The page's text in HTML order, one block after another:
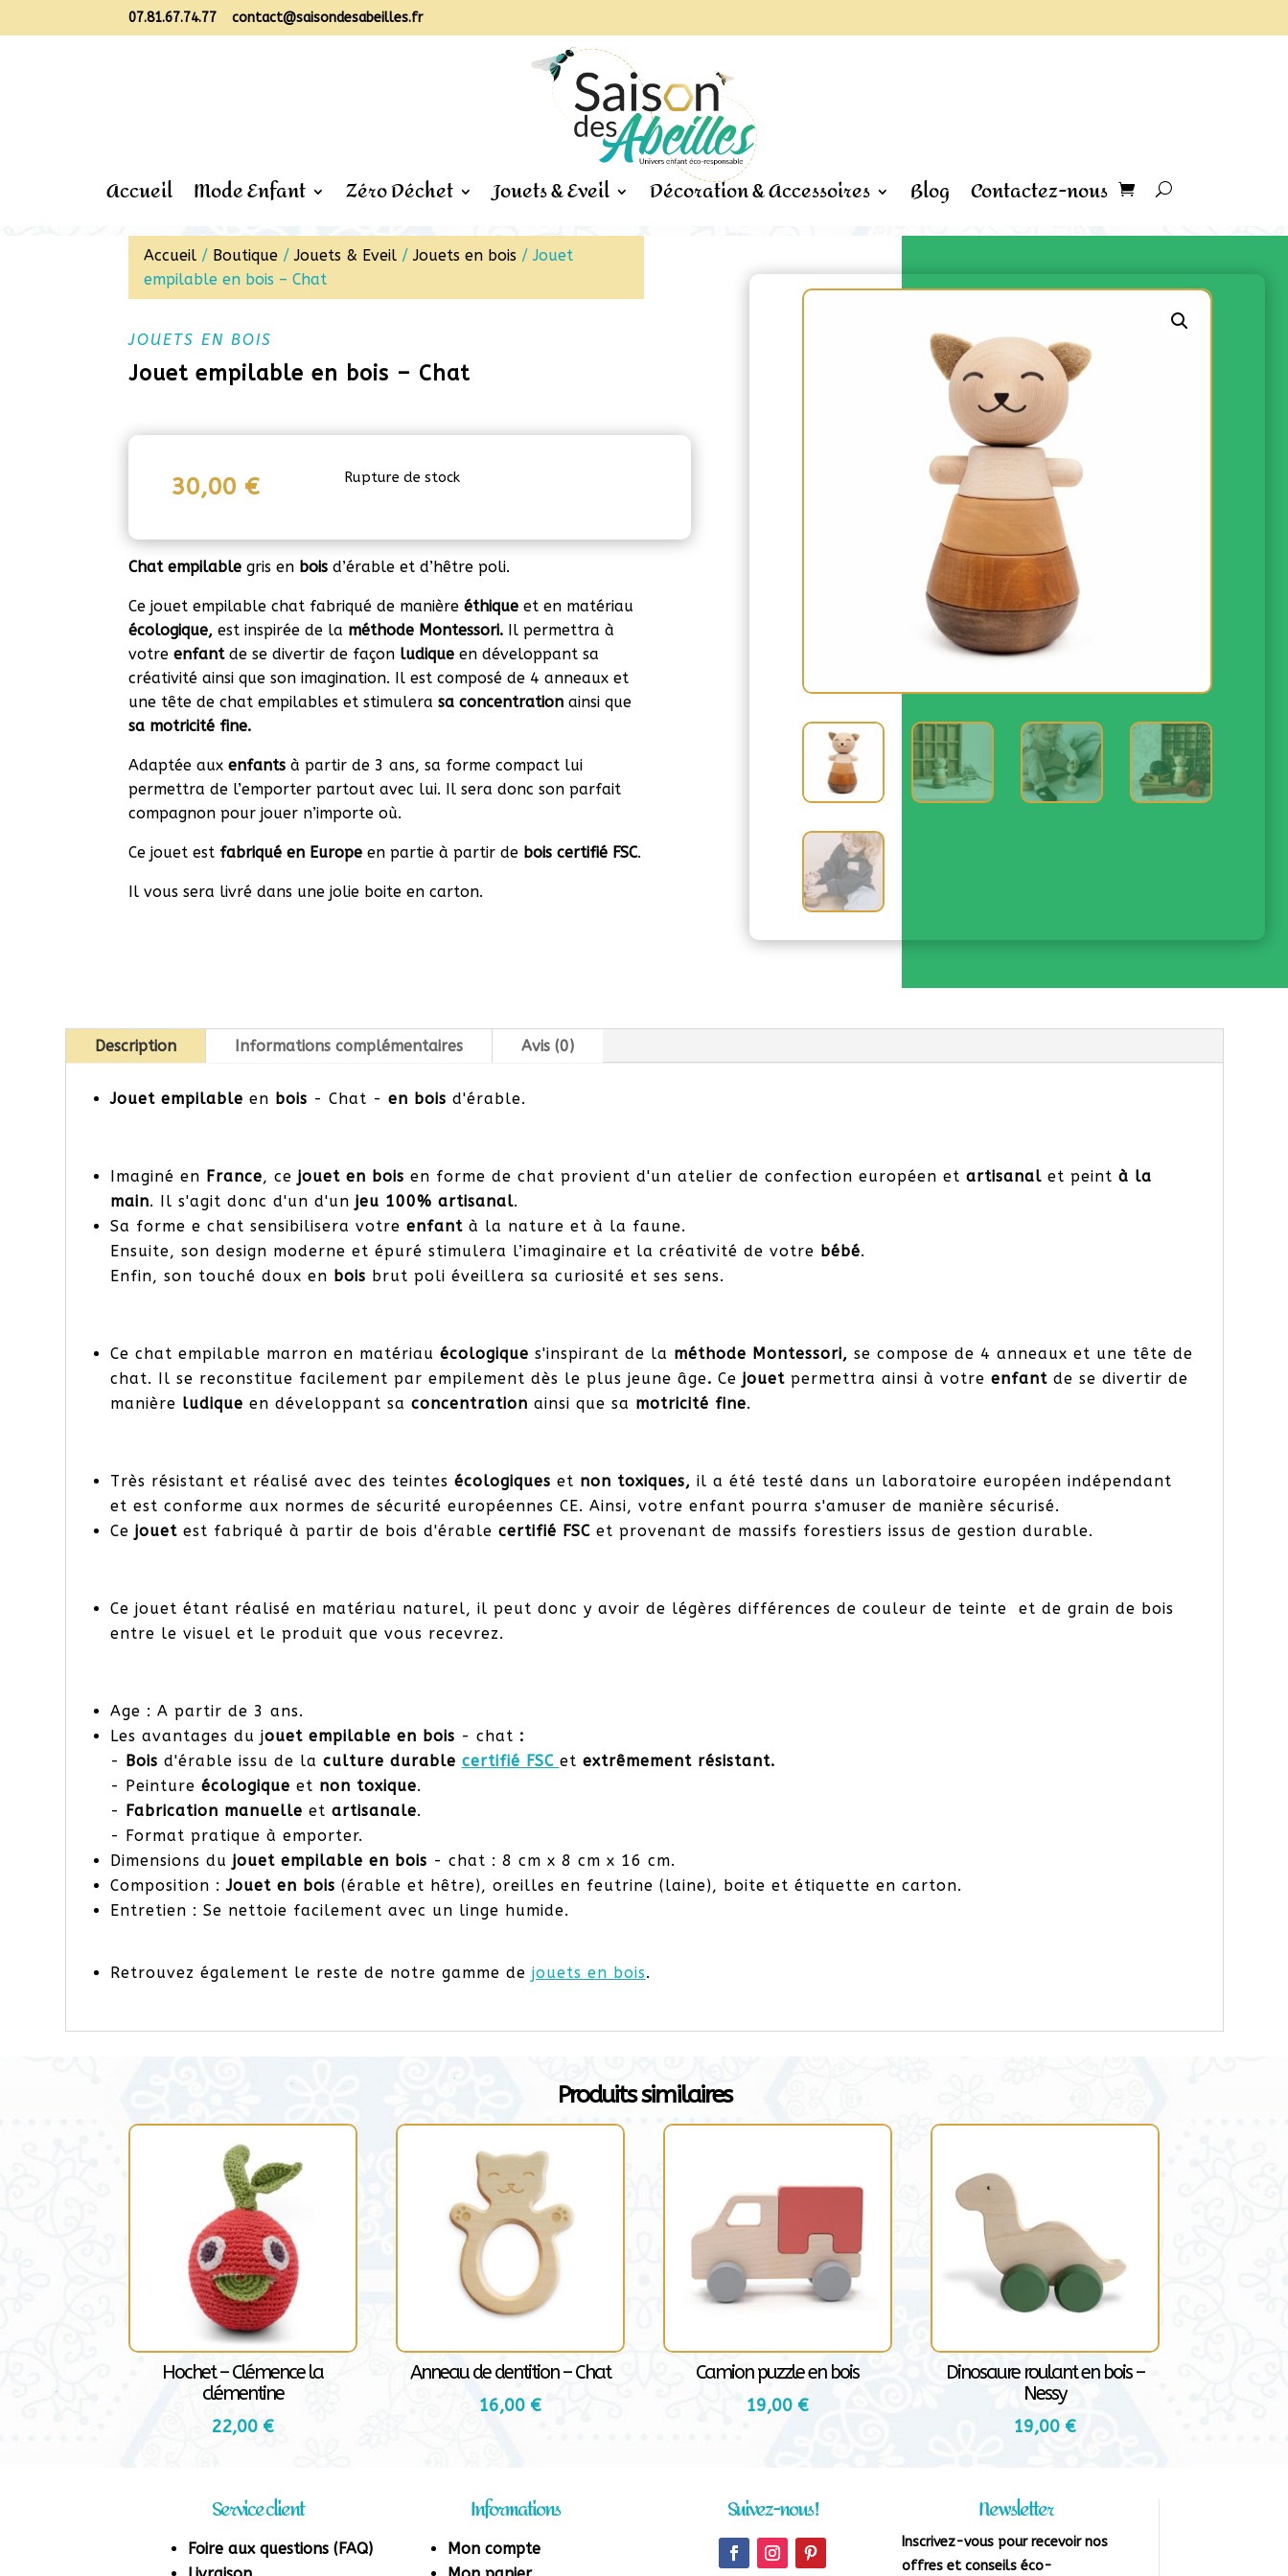
07.81.67.74.77 contact@saisondesabeilles.fr
Accueil Mode Enfant Zéro Déchet Jouets & Eveil Décoration & Accessoires Blog Contactez-nous
Accueil / Boutique /Jouets & Eveil /Jouets en bois / Jouet
empilable en bois – Chat
JOUETS EN BOIS
Jouet empilable en bois – Chat
30,00 € Rupture de stock
Chat empilablegris en bois d’érable et d’hêtre poli.
Ce jouet empilable chat fabriqué de manièreéthique et en matériau
écologique, est inspirée de la méthode Montessori. Il permettra à
votreenfantde se divertir de façon ludique en développant sa
créativité ainsi que son imagination. Il est composé de 4 anneaux et
une tête de chat empilables et stimulerasa concentrationainsi que
sa motricité fine.
Adaptée auxenfants à partir de 3 ans, sa forme compact lui
permettra de l’emporter partout avec lui. Il sera donc son parfait
compagnon pour jouer n’importe où.
Ce jouet est fabriqué en Europe en partie à partir de bois certifié FSC.
Il vous sera livré dans une jolie boite en carton.
Description Informations complémentaires Avis (0)
Jouet empilable en bois - Chat - en bois d'érable.
Imaginé en France, ce jouet en bois en forme de chat provient d'un atelier de confection européen et artisanal et peint à la
main. Il s'agit donc d'un d'un jeu 100% artisanal.
Sa forme e chat sensibilisera votre enfantà la nature et à la faune.
Ensuite, son design moderne et épuré stimulera l’imaginaire et la créativité de votre bébé.
Enfin, son touché doux en bois brut poli éveillera sa curiosité et ses sens.
Ce chat empilable marron en matériau écologique s'inspirant de la méthode Montessori, se compose de 4 anneaux et une tête de
chat. Il se reconstitue facilement par empilement dès le plus jeune âge. Ce jouetpermettra ainsi à votre enfantde se divertir de
manière ludique en développant sa concentration ainsi que sa motricité fine.
Très résistant et réalisé avec des teintes écologiques et non toxiques, il a été testé dans un laboratoire européen indépendant
et est conforme aux normes de sécurité européennes CE. Ainsi, votre enfant pourra s'amuser de manière sécurisé.
Ce jouetest fabriqué à partir de bois d'érable certifié FSC et provenant de massifs forestiers issus de gestion durable.
Ce jouet étant réalisé en matériau naturel, il peut donc y avoir de légères différences de couleur de teinte et de grain de bois
entre le visuel et le produit que vous recevrez.
Age : A partir de 3 ans.
Les avantages du jouet empilable en bois - chat :
- Bois d'érable issu de la culture durable certifié FSC et extrêmement résistant.
- Peinture écologique et non toxique.
- Fabrication manuelle et artisanale.
- Format pratique à emporter.
Dimensions du jouet empilable en bois - chat : 8 cm x 8 cm x 16 cm.
Composition :Jouet en bois (érable et hêtre), oreilles en feutrine (laine), boite et étiquette en carton.
Entretien : Se nettoie facilement avec un linge humide.
Retrouvez également le reste de notre gamme de jouets en bois.
Produits similaires
Hochet – Clémence la
clémentine
22,00 €
Anneau de dentition – Chat
16,00 €
Camion puzzle en bois
19,00 €
Dinosaure roulant en bois –
Nessy
19,00 €
Service client
Foire aux questions (FAQ)
Informations
Mon compte
Suivez-nous ! Newsletter
Inscrivez-vous pour recevoir nos
offres et conseils éco-